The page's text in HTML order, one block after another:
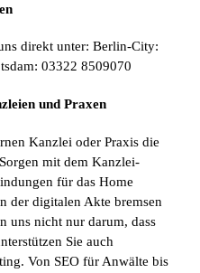
direkt unter: Berlin-City:
03322 8509070
und Praxen
Kanzlei oder Praxis die
mit dem Kanzlei-
für das Home
der digitalen Akte bremsen
uns nicht nur darum, dass
Sie auch
Von SEO für Anwälte bis